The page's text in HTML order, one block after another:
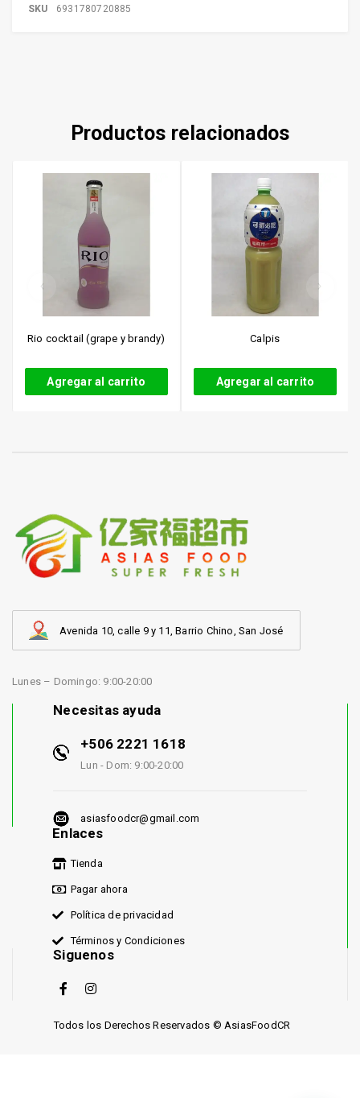
SKU
6931780720885
Productos relacionados
Rio cocktail (grape y brandy)
Agregar al carrito
Calpis
Agregar al carrito
Avenida 10, calle 9 y 11, Barrio Chino, San José
Lunes – Domingo: 9:00-20:00
Necesitas ayuda
+506 2221 1618
Lun - Dom: 9:00-20:00
asiasfoodcr@gmail.com
Enlaces
Tienda
Pagar ahora
Política de privacidad
Términos y Condiciones
Siguenos
Todos los Derechos Reservados © AsiasFoodCR